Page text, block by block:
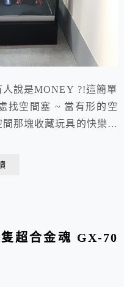
說是MONEY ?!這簡單
找空間塞 ~ 當有形的空
那塊收藏玩具的快樂天
重要的日出日落的作息
超合金魂 GX-70